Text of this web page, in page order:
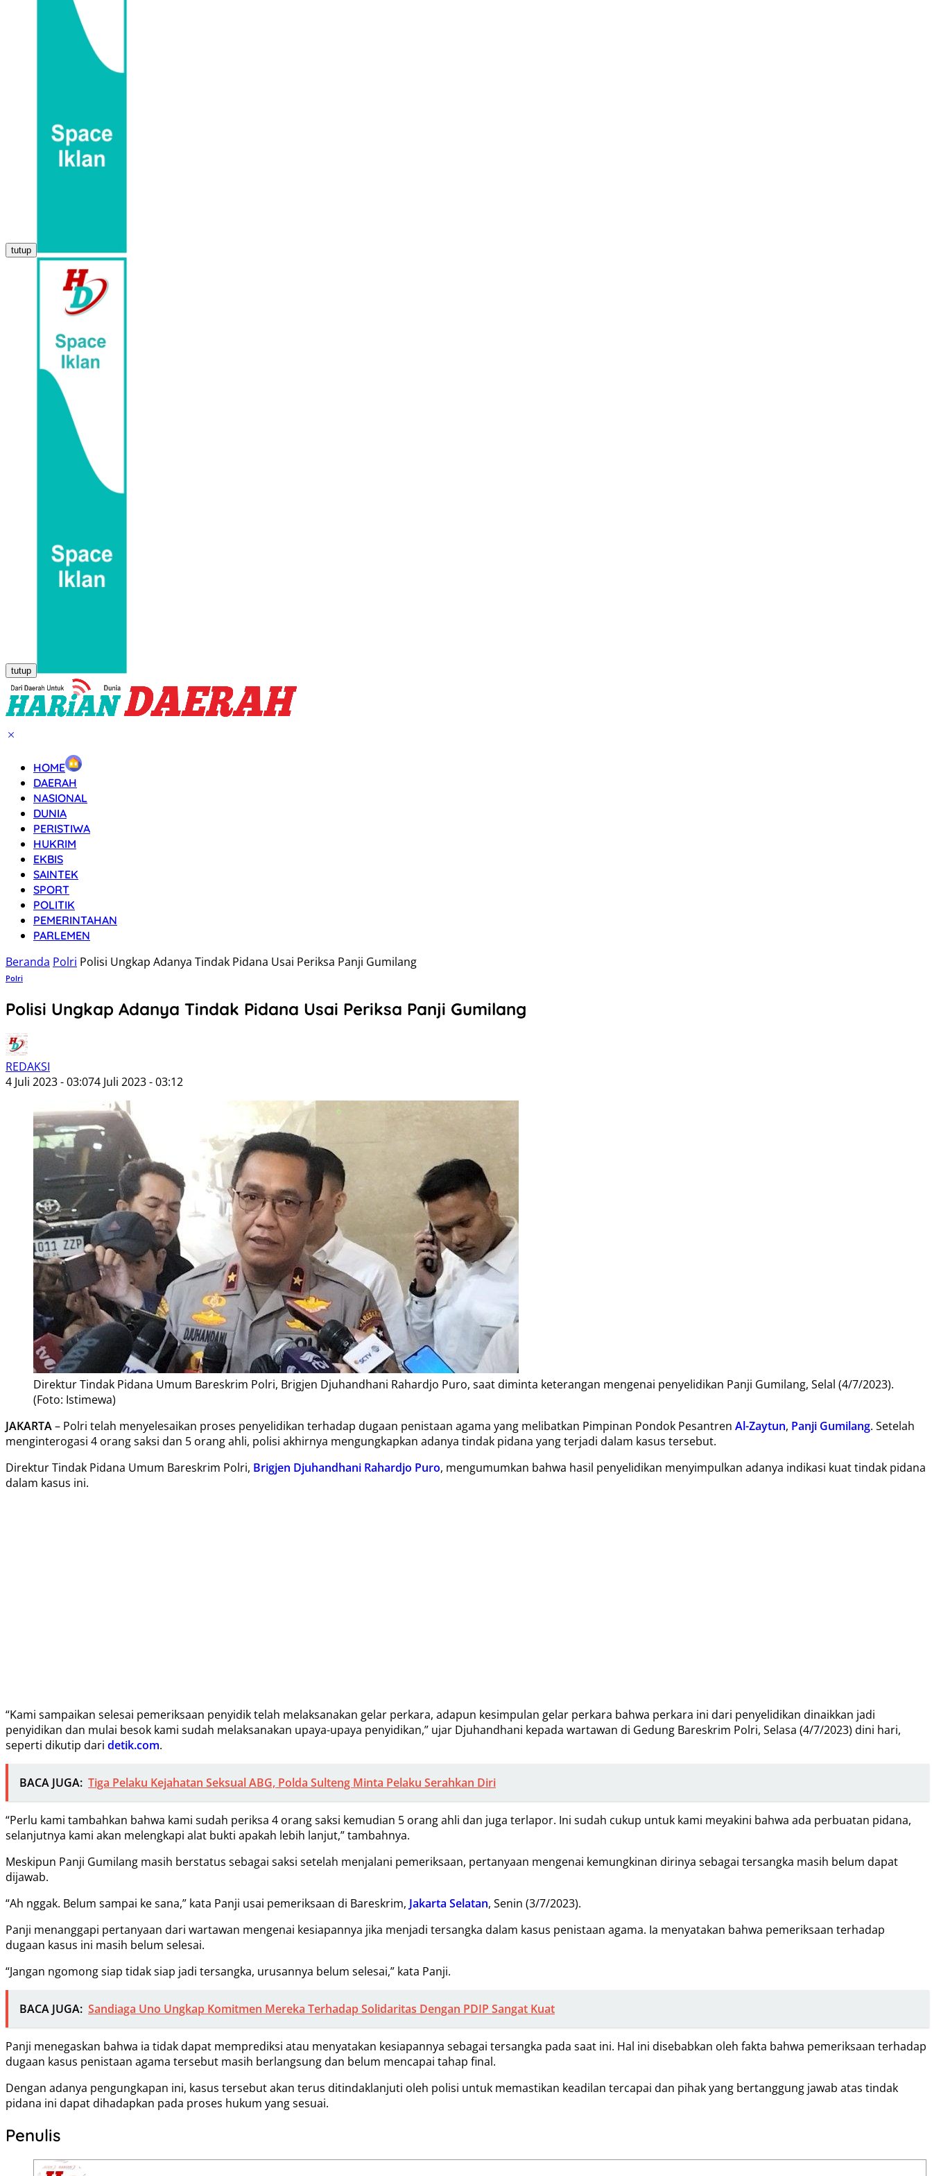
tutup
tutup
HOME
DAERAH
NASIONAL
DUNIA
PERISTIWA
HUKRIM
EKBIS
SAINTEK
SPORT
POLITIK
PEMERINTAHAN
PARLEMEN
Beranda Polri Polisi Ungkap Adanya Tindak Pidana Usai Periksa Panji Gumilang
Polri
Polisi Ungkap Adanya Tindak Pidana Usai Periksa Panji Gumilang
REDAKSI
4 Juli 2023 - 03:074 Juli 2023 - 03:12
Direktur Tindak Pidana Umum Bareskrim Polri, Brigjen Djuhandhani Rahardjo Puro, saat diminta keterangan mengenai penyelidikan Panji Gumilang, Selal (4/7/2023).
(Foto: Istimewa)
JAKARTA– Polri telah menyelesaikan proses penyelidikan terhadap dugaan penistaan agama yang melibatkan Pimpinan Pondok Pesantren Al-Zaytun, Panji Gumilang. Setelah
menginterogasi 4 orang saksi dan 5 orang ahli, polisi akhirnya mengungkapkan adanya tindak pidana yang terjadi dalam kasus tersebut.
Direktur Tindak Pidana Umum Bareskrim Polri, Brigjen Djuhandhani Rahardjo Puro, mengumumkan bahwa hasil penyelidikan menyimpulkan adanya indikasi kuat tindak pidana
dalam kasus ini.
“Kami sampaikan selesai pemeriksaan penyidik telah melaksanakan gelar perkara, adapun kesimpulan gelar perkara bahwa perkara ini dari penyelidikan dinaikkan jadi
penyidikan dan mulai besok kami sudah melaksanakan upaya-upaya penyidikan,” ujar Djuhandhani kepada wartawan di Gedung Bareskrim Polri, Selasa (4/7/2023) dini hari,
seperti dikutip dari detik.com.
BACA JUGA: Tiga Pelaku Kejahatan Seksual ABG, Polda Sulteng Minta Pelaku Serahkan Diri
“Perlu kami tambahkan bahwa kami sudah periksa 4 orang saksi kemudian 5 orang ahli dan juga terlapor. Ini sudah cukup untuk kami meyakini bahwa ada perbuatan pidana,
selanjutnya kami akan melengkapi alat bukti apakah lebih lanjut,” tambahnya.
Meskipun Panji Gumilang masih berstatus sebagai saksi setelah menjalani pemeriksaan, pertanyaan mengenai kemungkinan dirinya sebagai tersangka masih belum dapat
dijawab.
“Ah nggak. Belum sampai ke sana,” kata Panji usai pemeriksaan di Bareskrim, Jakarta Selatan, Senin (3/7/2023).
Panji menanggapi pertanyaan dari wartawan mengenai kesiapannya jika menjadi tersangka dalam kasus penistaan agama. Ia menyatakan bahwa pemeriksaan terhadap
dugaan kasus ini masih belum selesai.
“Jangan ngomong siap tidak siap jadi tersangka, urusannya belum selesai,” kata Panji.
BACA JUGA: Sandiaga Uno Ungkap Komitmen Mereka Terhadap Solidaritas Dengan PDIP Sangat Kuat
Panji menegaskan bahwa ia tidak dapat memprediksi atau menyatakan kesiapannya sebagai tersangka pada saat ini. Hal ini disebabkan oleh fakta bahwa pemeriksaan terhadap
dugaan kasus penistaan agama tersebut masih berlangsung dan belum mencapai tahap final.
Dengan adanya pengungkapan ini, kasus tersebut akan terus ditindaklanjuti oleh polisi untuk memastikan keadilan tercapai dan pihak yang bertanggung jawab atas tindak
pidana ini dapat dihadapkan pada proses hukum yang sesuai.
Penulis